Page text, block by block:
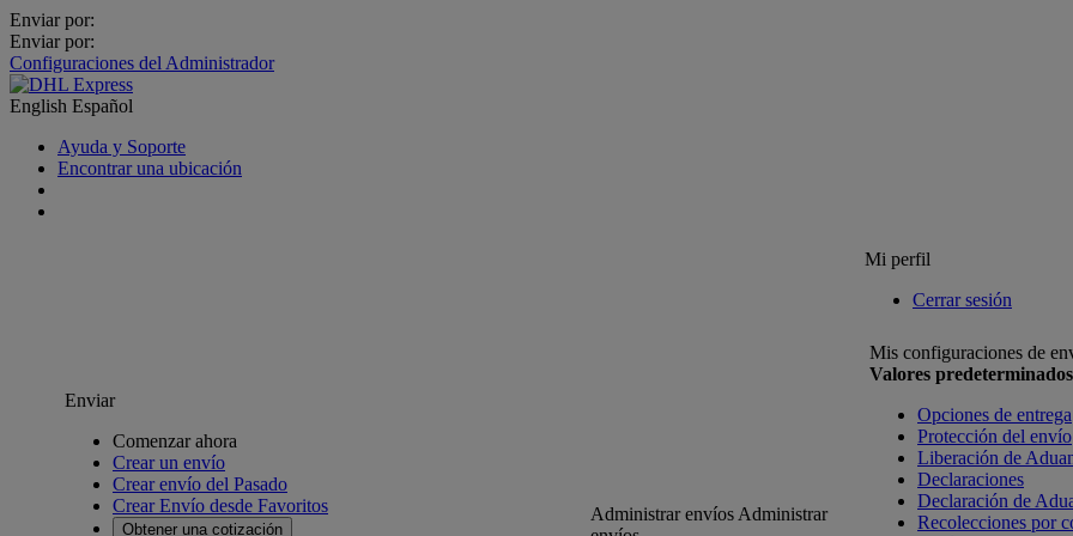
Enviar por:
Enviar por:
Configuraciones del Administrador
English Español
Ayuda y Soporte
Encontrar una ubicación
Mi perfil
Cerrar sesión
Enviar
Comenzar ahora
Crear un envío
Crear envío del Pasado
Crear Envío desde Favoritos
Obtener una cotización
Administrar envíos Administrar
Mis configuraciones de
Valores
Opciones de entrega
Protección del envío
Liberación de
Declaraciones
Declaración de
Recolecciones por